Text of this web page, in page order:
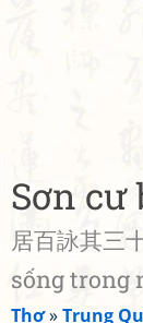
Sơn cư
居百詠其三
sống trong
Thơ»Trung